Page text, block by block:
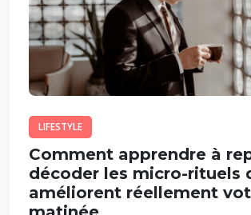
LIFESTYLE
Comment apprendre à
décoder les micro-rituels
améliorent réellement